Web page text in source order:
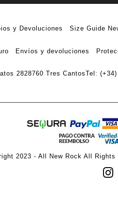
y Devoluciones Size Guide
Envíos y devoluciones
2828760 Tres CantosTel:
2023 - All New Rock All